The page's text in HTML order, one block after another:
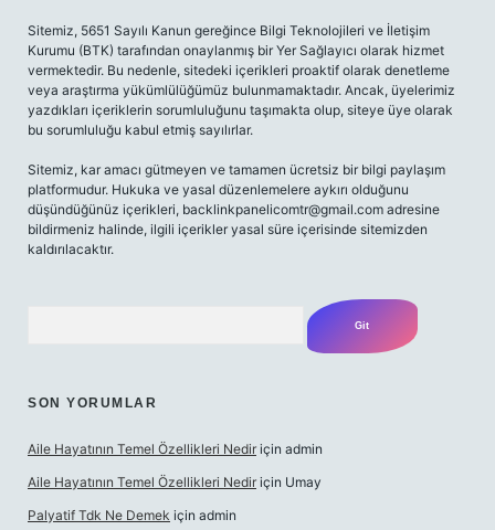
Sitemiz, 5651 Sayılı Kanun gereğince Bilgi Teknolojileri ve İletişim
Kurumu (BTK) tarafından onaylanmış bir Yer Sağlayıcı olarak hizmet
vermektedir. Bu nedenle, sitedeki içerikleri proaktif olarak denetleme
veya araştırma yükümlülüğümüz bulunmamaktadır. Ancak, üyelerimiz
yazdıkları içeriklerin sorumluluğunu taşımakta olup, siteye üye olarak
bu sorumluluğu kabul etmiş sayılırlar.
Sitemiz, kar amacı gütmeyen ve tamamen ücretsiz bir bilgi paylaşım
platformudur. Hukuka ve yasal düzenlemelere aykırı olduğunu
düşündüğünüz içerikleri, backlinkpanelicomtr@gmail.com adresine
bildirmeniz halinde, ilgili içerikler yasal süre içerisinde sitemizden
kaldırılacaktır.
SON YORUMLAR
Aile Hayatının Temel Özellikleri Nedir için admin
Aile Hayatının Temel Özellikleri Nedir için Umay
Palyatif Tdk Ne Demek için admin